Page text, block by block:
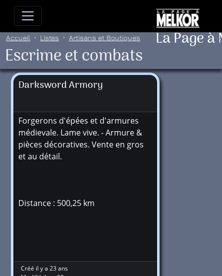
Allez directement au contenu
La Page
Accueil Listes Artisans et Boutiques
Escrime et combats
Darksword Armory
Forgerons d'épées et d'armures
médievale. Lame vive. - Armure &
pièces décoratives. Vente en gros
et au détail.
Distance : 500,25 km
Créé il y a 23 ans